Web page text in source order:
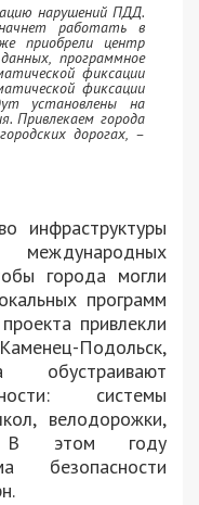
нарушений ПДД.
работать в
приобрели центр
программное
фиксации
фиксации
установлены на
Привлекаем города
дорогах, –
инфраструктуры
города могли
программ
привлекли
Подольск,
системы
велодорожки,
В этом году
безопасности